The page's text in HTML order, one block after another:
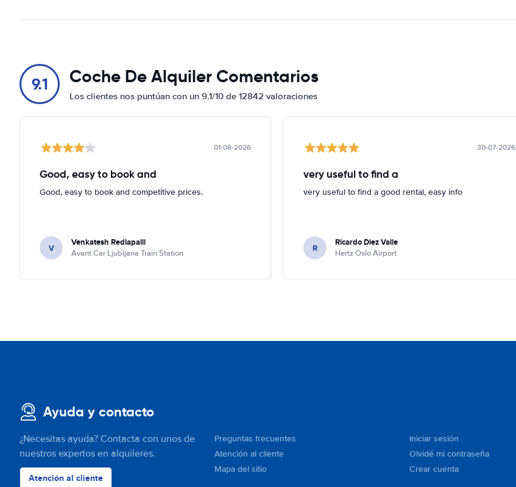
9.1 Coche De Alquiler Comentarios
Los clientes nos puntúan con un 9.1/10 de 12842 valoraciones
01-08-2026
Good, easy to book and
Good, easy to book and competitive prices.
V Venkatesh Redlapalli
Avant Car Ljubljana Train Station
30-07-2026
very useful to find a
very useful to find a good rental, easy info
R Ricardo Diez Valle
Hertz Oslo Airport
Ayuda y contacto
¿Necesitas ayuda? Contacta con unos de
nuestros expertos en alquileres.
Atención al cliente
Preguntas frecuentes
Atención al cliente
Mapa del sitio
Iniciar sesión
Olvidé mi contraseña
Crear cuenta